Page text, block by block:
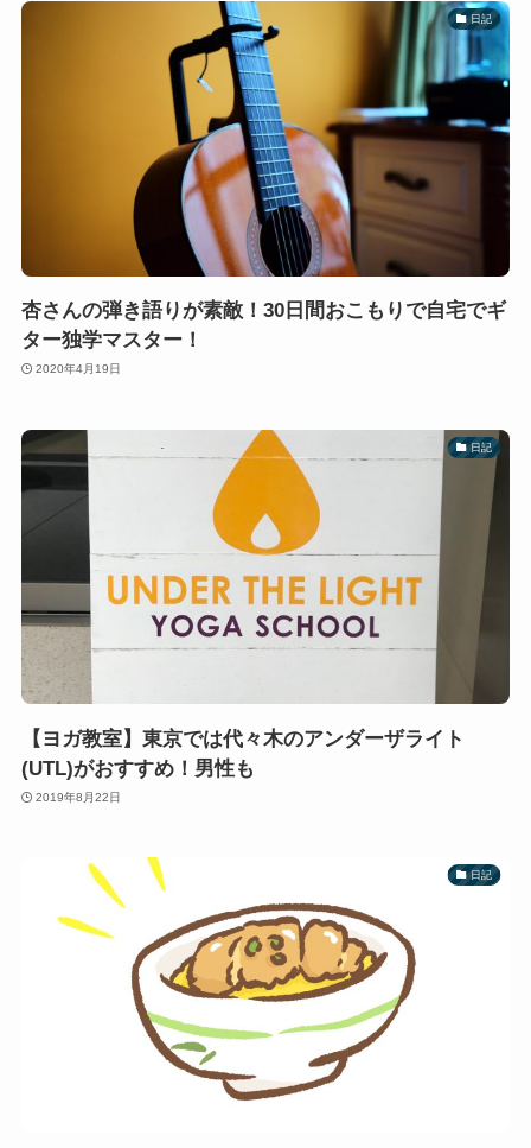
日記
杏さんの弾き語りが素敵！30日間おこもりで自宅でギ
ター独学マスター！
2020年4月19日
日記
【ヨガ教室】東京では代々木のアンダーザライト
(UTL)がおすすめ！男性も
2019年8月22日
日記